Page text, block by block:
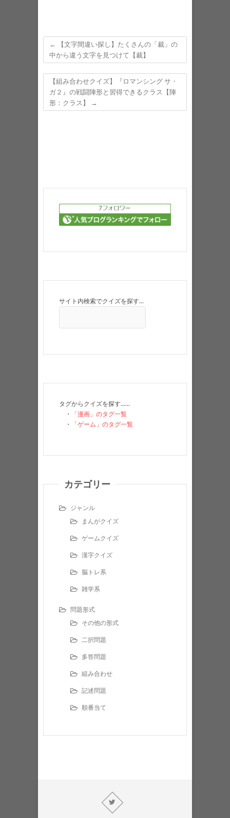
←
【文字間違い探し】たくさんの「裁」の
中から違う文字を見つけて【裁】
【組み合わせクイズ】『ロマンシング サ・
ガ２』の戦闘陣形と習得できるクラス【陣
形：クラス】
→
サイト内検索でクイズを探す…
タグからクイズを探す……
・
「漫画」のタグ一覧
・
「ゲーム」のタグ一覧
カテゴリー
ジャンル
まんがクイズ
ゲームクイズ
漢字クイズ
脳トレ系
雑学系
問題形式
その他の形式
二択問題
多答問題
組み合わせ
記述問題
順番当て